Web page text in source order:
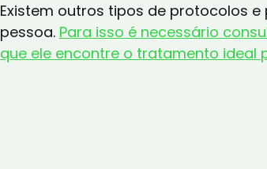
Existem outros tipos de protocolos
pessoa. Para isso é necessário
que ele encontre o tratamento ideal